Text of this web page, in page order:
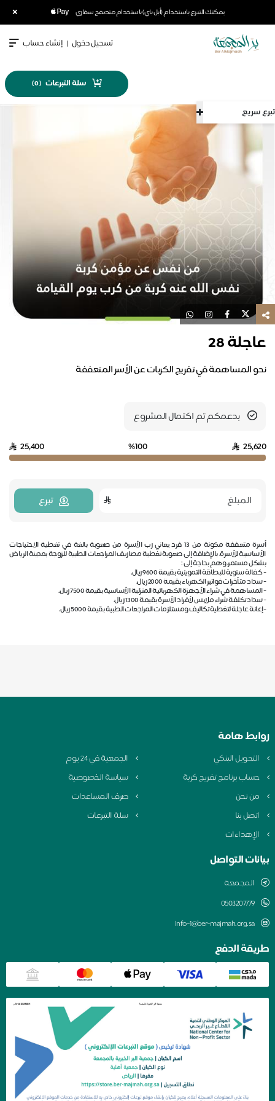
يمكنك التبرع باستخدام (أبل باي) باستخدام متصفح سفاري ×
تبرع سريع
تسجيل دخول | إنشاء حساب
سلة التبرعات (
0
)
عاجلة 28
بدعمكم تم اكتمال المشروع
25,620
%100
25,400
تبرع
أسرة متعففة مكونة من 13 فرد يعاني رب الأسرة من صعوبة بالغة في تغطية الاحتياجات
الأساسية للأسرة، بالإضافة إلى صعوبة تغطية مصاريف المراجعات الطبية للزوجة بمدينة الرياض
بشكل مستمر، وهم بحاجة إلى :
-كفالة سنوية للبطاقة التموينية بقيمة 9600 ريال.
- سداد متأخرات فواتير الكهرباء بقيمة 2000 ريال.
- المساهمة في شراء الأجهزة الكهربائية المنزلية الأساسية بقيمة 7500 ريال.
- سداد تكلفة شراء ملابس لأفراد الأسرة بقيمة 1300 ريال.
-إعانة عاجلة لتغطية تكاليف ومستلزمات المراجعات الطبية بقيمة 5000 ريال.
روابط هامة
التحويل البنكي
الجمعية في 24 يوم
حساب برنامج تفريج كربة
سياسة الخصوصية
من نحن
صرف المساعدات
اتصل بنا
سلة التبرعات
الإهداءات
بيانات التواصل
المجمعة
0503207779
info-1@ber-majmah.org.sa
طريقة الدفع